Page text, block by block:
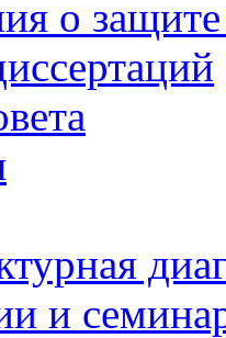
о
и